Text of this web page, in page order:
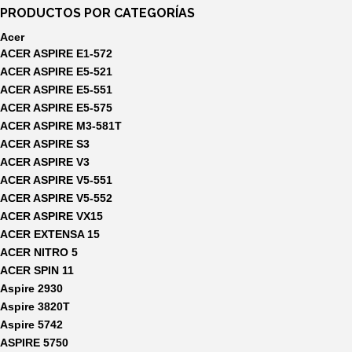
PRODUCTOS POR CATEGORÍAS
Acer
ACER ASPIRE E1-572
ACER ASPIRE E5-521
ACER ASPIRE E5-551
ACER ASPIRE E5-575
ACER ASPIRE M3-581T
ACER ASPIRE S3
ACER ASPIRE V3
ACER ASPIRE V5-551
ACER ASPIRE V5-552
ACER ASPIRE VX15
ACER EXTENSA 15
ACER NITRO 5
ACER SPIN 11
Aspire 2930
Aspire 3820T
Aspire 5742
ASPIRE 5750